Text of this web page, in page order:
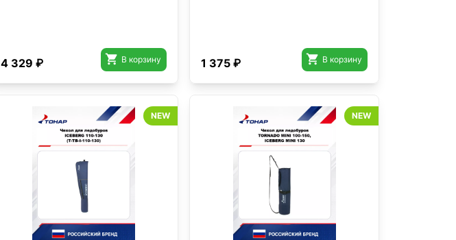
4 329 ₽  В корзину 1 375 ₽  В корзину
NEW NEW